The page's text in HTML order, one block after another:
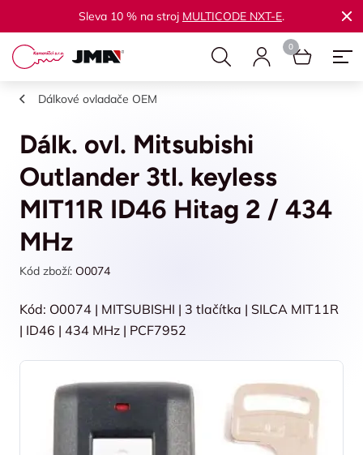
Sleva 10 % na stroj MULTICODE NXT-E.
Dálkové ovladače OEM
Dálk. ovl. Mitsubishi
Outlander 3tl. keyless
MIT11R ID46 Hitag 2 / 434
MHz
Kód zboží: O0074
Kód: O0074 | MITSUBISHI | 3 tlačítka | SILCA MIT11R
| ID46 | 434 MHz | PCF7952